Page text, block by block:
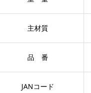
主材質
品 番
JANコード